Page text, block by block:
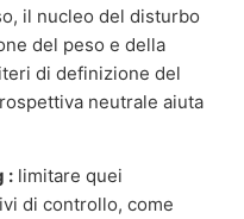
il nucleo del disturbo
del peso e della
di definizione del
neutrale aiuta
: limitare quei
di controllo, come